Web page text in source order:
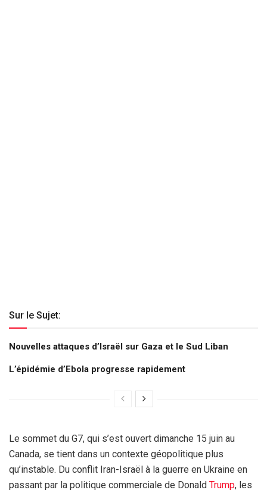
Sur le Sujet:
Nouvelles attaques d’Israël sur Gaza et le Sud Liban
L’épidémie d’Ebola progresse rapidement
Le sommet du G7, qui s’est ouvert dimanche 15 juin au
Canada, se tient dans un contexte géopolitique plus
qu’instable. Du conflit Iran-Israël à la guerre en Ukraine en
passant par la politique commerciale de Donald Trump, les